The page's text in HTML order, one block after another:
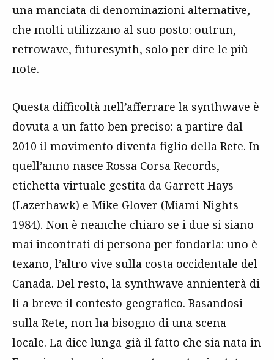
una manciata di denominazioni alternative,
che molti utilizzano al suo posto: outrun,
retrowave, futuresynth, solo per dire le più
note.
Questa difficoltà nell’afferrare la synthwave è
dovuta a un fatto ben preciso: a partire dal
2010 il movimento diventa figlio della Rete. In
quell’anno nasce Rossa Corsa Records,
etichetta virtuale gestita da Garrett Hays
(Lazerhawk) e Mike Glover (Miami Nights
1984). Non è neanche chiaro se i due si siano
mai incontrati di persona per fondarla: uno è
texano, l’altro vive sulla costa occidentale del
Canada. Del resto, la synthwave annienterà di
lì a breve il contesto geografico. Basandosi
sulla Rete, non ha bisogno di una scena
locale. La dice lunga già il fatto che sia nata in